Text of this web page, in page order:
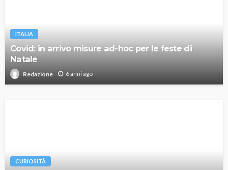
ITALIA
Covid: in arrivo misure ad-hoc per le feste di
Natale
Redazione 6 anni ago
CURIOSITÀ